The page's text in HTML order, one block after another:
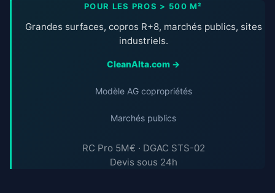
POUR LES PROS > 500 M²
Grandes surfaces, copros R+8, marchés publics, sites
industriels.
CleanAlta.com →
Modèle AG copropriétés
Marchés publics
RC Pro 5M€ · DGAC STS-02
Devis sous 24h